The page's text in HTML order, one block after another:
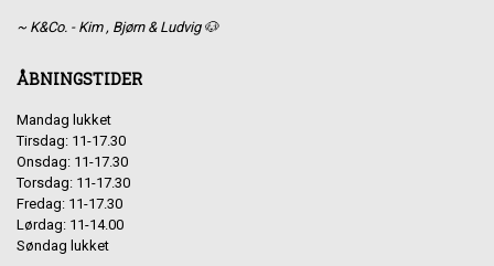
~ K&Co. - Kim , Bjørn & Ludvig 🐶
ÅBNINGSTIDER
Mandag lukket
Tirsdag: 11-17.30
Onsdag: 11-17.30
Torsdag: 11-17.30
Fredag: 11-17.30
Lørdag: 11-14.00
Søndag lukket